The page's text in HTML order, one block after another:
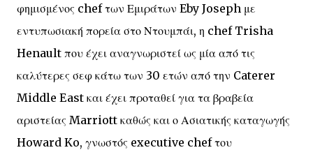
φημισμένος chef των Εμιράτων Eby Joseph με
εντυπωσιακή πορεία στο Ντουμπάι, η chef Trisha
Henault που έχει αναγνωριστεί ως μία από τις
καλύτερες σεφ κάτω των 30 ετών από την Caterer
Middle East και έχει προταθεί για τα βραβεία
αριστείας Marriott καθώς και ο Ασιατικής καταγωγής
Howard Ko, γνωστός executive chef του